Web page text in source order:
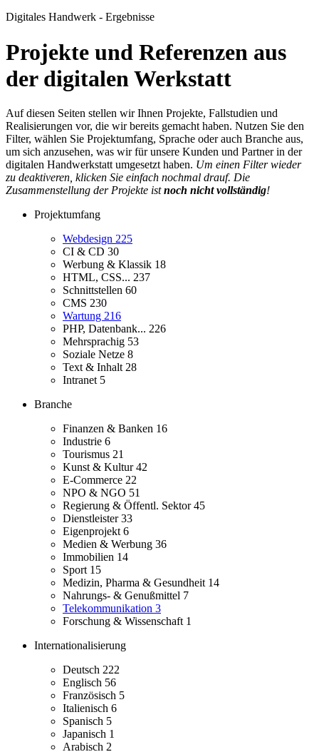
Digitales Handwerk - Ergebnisse
Projekte und Referenzen aus
der digitalen Werkstatt
Auf diesen Seiten stellen wir Ihnen Projekte, Fallstudien und
Realisierungen vor, die wir bereits gemacht haben. Nutzen Sie den
Filter, wählen Sie Projektumfang, Sprache oder auch Branche aus,
um sich anzusehen, was wir für unsere Kunden und Partner in der
digitalen Handwerkstatt umgesetzt haben. Um einen Filter wieder
zu deaktiveren, klicken Sie einfach nochmal drauf. Die
Zusammenstellung der Projekte istnoch nicht vollständig!
Projektumfang
Webdesign 225
CI & CD 30
Werbung & Klassik 18
HTML, CSS... 237
Schnittstellen 60
CMS 230
Wartung 216
PHP, Datenbank... 226
Mehrsprachig 53
Soziale Netze 8
Text & Inhalt 28
Intranet 5
Branche
Finanzen & Banken 16
Industrie 6
Tourismus 21
Kunst & Kultur42
E-Commerce 22
NPO & NGO 51
Regierung & Öffentl. Sektor45
Dienstleister33
Eigenprojekt 6
Medien & Werbung 36
Immobilien 14
Sport 15
Medizin, Pharma & Gesundheit 14
Nahrungs- & Genußmittel 7
Telekommunikation 3
Forschung & Wissenschaft 1
Internationalisierung
Deutsch 222
Englisch 56
Französisch 5
Italienisch 6
Spanisch 5
Japanisch 1
Arabisch 2